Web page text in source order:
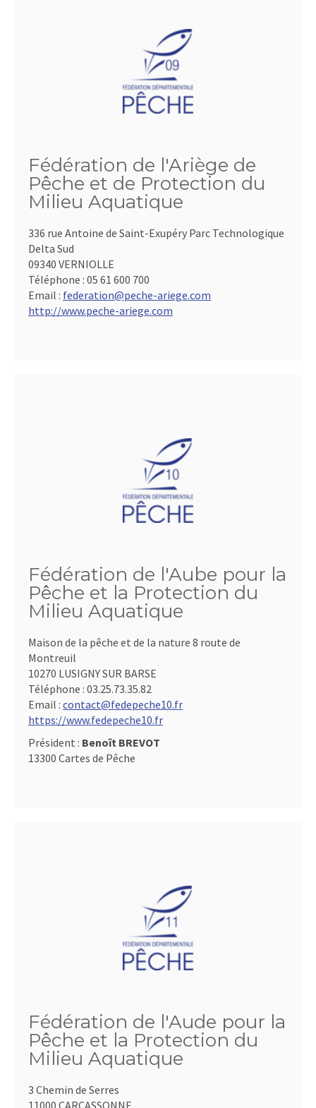
Fédération de l'Ariège de
Pêche et de Protection du
Milieu Aquatique
336 rue Antoine de Saint-Exupéry Parc Technologique
Delta Sud
09340 VERNIOLLE
Téléphone : 05 61 600 700
Email : federation@peche-ariege.com
http://www.peche-ariege.com
Fédération de l'Aube pour la
Pêche et la Protection du
Milieu Aquatique
Maison de la pêche et de la nature 8 route de
Montreuil
10270 LUSIGNY SUR BARSE
Téléphone : 03.25.73.35.82
Email : contact@fedepeche10.fr
https://www.fedepeche10.fr
Président : Benoît BREVOT
13300 Cartes de Pêche
Fédération de l'Aude pour la
Pêche et la Protection du
Milieu Aquatique
3 Chemin de Serres
11000 CARCASSONNE